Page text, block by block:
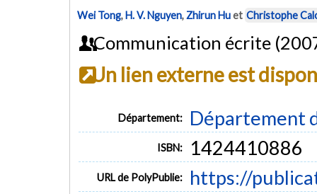
Wei Tong,H. V. Nguyen, Zhirun Huet Christophe
Communication écrite
Un lien externe est
Département: Département
ISBN: 1424410886
URL de PolyPublie: https://